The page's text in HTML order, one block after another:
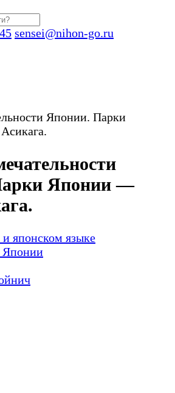
sensei@nihon-go.ru
Японии. Парки
Японии —
японском языке
Японии